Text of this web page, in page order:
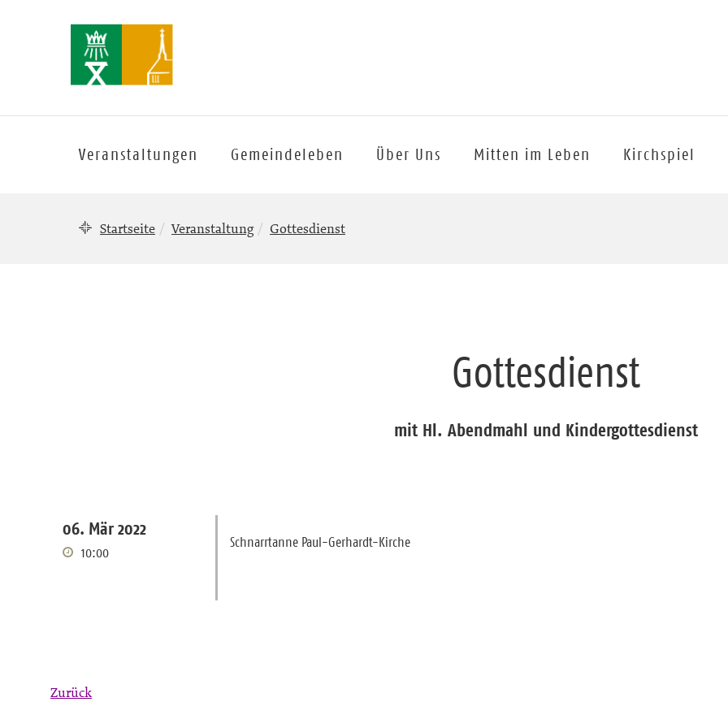
Veranstaltungen Gemeindeleben Über Uns Mitten im Leben Kirchspiel
Startseite Veranstaltung Gottesdienst
Gottesdienst
mit Hl. Abendmahl und Kindergottesdienst
06. Mär 2022
10:00
Schnarrtanne Paul-Gerhardt-Kirche
Zurück